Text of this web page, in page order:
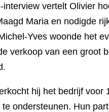
interview vertelt Olivier
Maria en nodigde
Yves woonde het
verkoop van een groot
hij het bedrijf
te ondersteunen. Hun